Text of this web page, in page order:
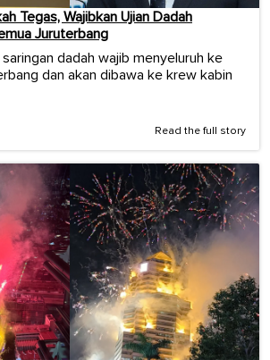
Tegas, Wajibkan Ujian Dadah
Juruterbang
saringan dadah wajib menyeluruh ke
dan akan dibawa ke krew kabin
Read the full story